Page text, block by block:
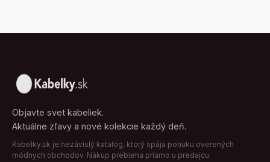
Objavte svet kabeliek.
Aktuálne zľavy a nové kolekcie každý deň.
Kabelky.sk je nezávislý katalóg, ktorý spája ponuku overených
módnych obchodov. Nákup prebieha priamo u predajcu.